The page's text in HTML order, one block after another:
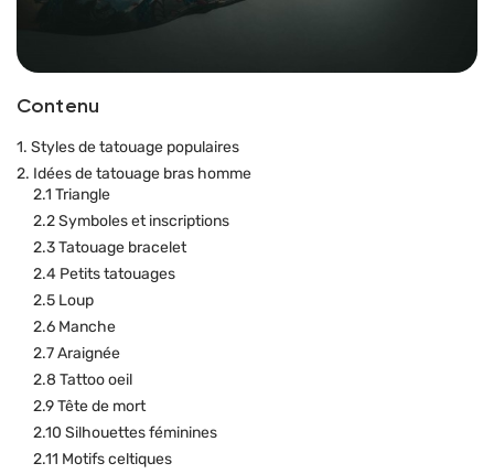
Contenu
1. Styles de tatouage populaires
2. Idées de tatouage bras homme
2.1 Triangle
2.2 Symboles et inscriptions
2.3 Tatouage bracelet
2.4 Petits tatouages
2.5 Loup
2.6 Manche
2.7 Araignée
2.8 Tattoo oeil
2.9 Tête de mort
2.10 Silhouettes féminines
2.11 Motifs celtiques